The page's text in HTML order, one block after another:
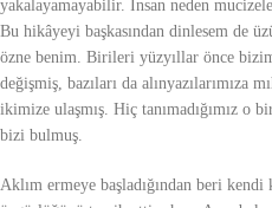
yakalayamayabilir. İnsan neden
Bu hikâyeyi başkasından dinlesem de
özne benim. Birileri yüzyıllar önce bizim
değişmiş, bazıları da alınyazılarımıza
ikimize ulaşmış. Hiç tanımadığımız o
bizi bulmuş.
Aklım ermeye başladığından beri kendi